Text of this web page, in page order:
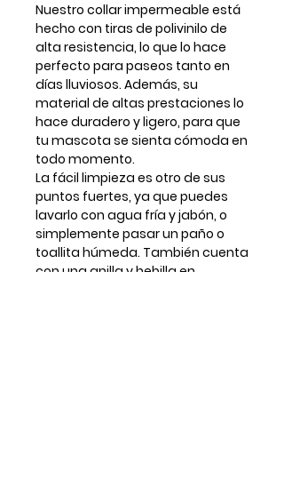
Nuestro collar impermeable está
hecho con tiras de polivinilo de
alta resistencia, lo que lo hace
perfecto para paseos tanto en
días lluviosos. Además, su
material de altas prestaciones lo
hace duradero y ligero, para que
tu mascota se sienta cómoda en
todo momento.
La fácil limpieza es otro de sus
puntos fuertes, ya que puedes
lavarlo con agua fría y jabón, o
simplemente pasar un paño o
toallita húmeda. También cuenta
con una anilla y hebilla en